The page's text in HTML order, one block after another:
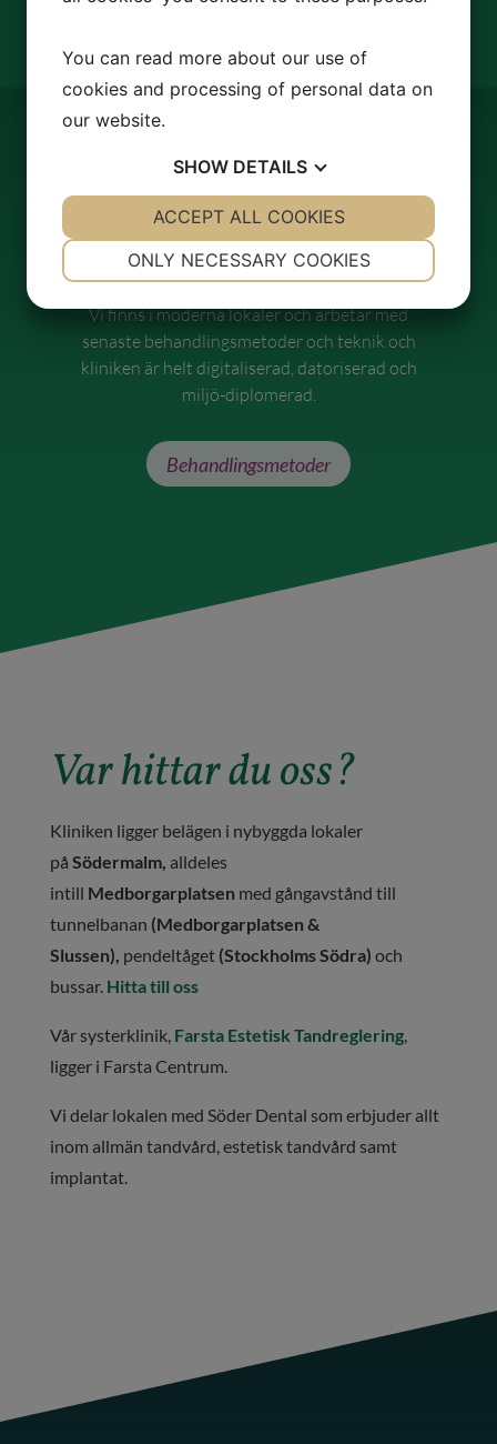
Senaste
behandlingsmetoder
Vi finns i moderna lokaler och arbetar med
senaste behandlingsmetoder och teknik och
kliniken är helt digitaliserad, datoriserad och
miljö-diplomerad.
Behandlingsmetoder
Var hittar du oss?
Kliniken ligger belägen i nybyggda lokaler
på Södermalm, alldeles
intill Medborgarplatsen med gångavstånd till
tunnelbanan (Medborgarplatsen &
Slussen), pendeltåget (Stockholms Södra) och
bussar. Hitta till oss
Vår systerklinik, Farsta Estetisk Tandreglering,
ligger i Farsta Centrum.
Vi delar lokalen med Söder Dental som erbjuder allt
inom allmän tandvård, estetisk tandvård samt
implantat.
You can read more about our use of
cookies and processing of personal data on
our website.
SHOW DETAILS
YES NO YES NO
ONLY NECESSARY COOKIES
ACCEPT ALL COOKIES